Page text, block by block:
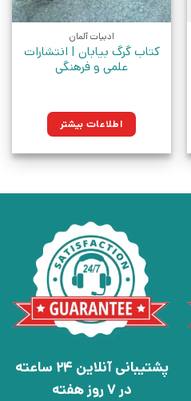
ادبیات آلمان
کتاب گرگ بیابان | انتشارات
علمی و فرهنگی
اطلاعات بیشتر
پشتیبانی آنلاین 24 ساعته
در 7 روز هفته